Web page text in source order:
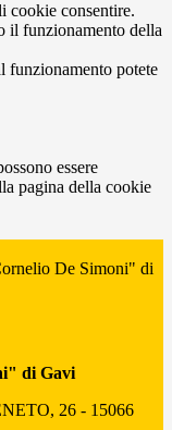
cookie consentire.
il funzionamento della
funzionamento potete
essere
pagina della cookie
De Simoni" di
di Gavi
26 - 15066